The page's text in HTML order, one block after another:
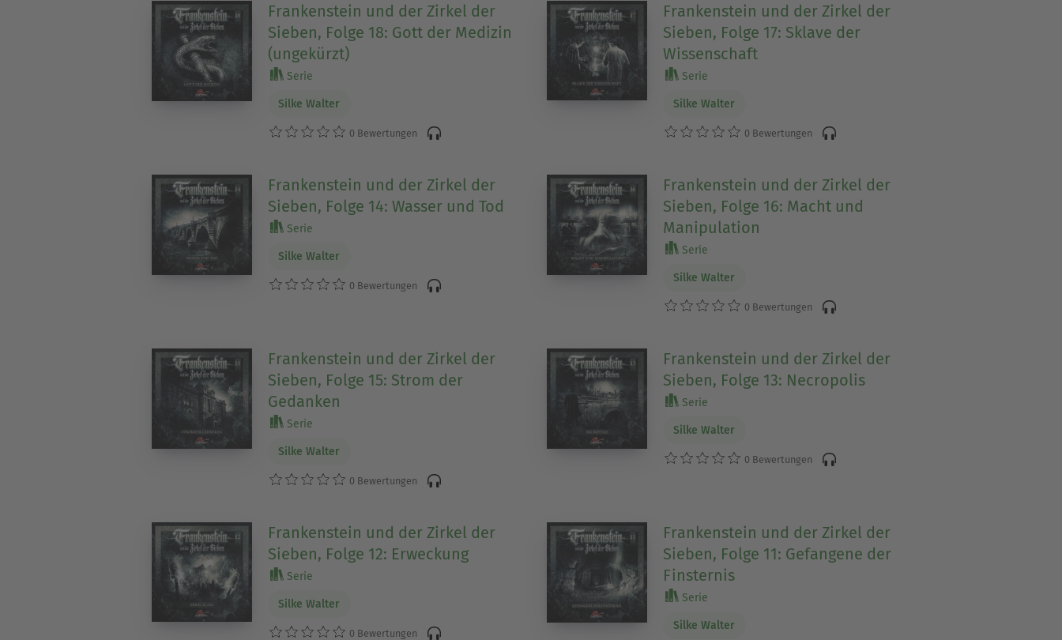
Frankenstein und der Zirkel der
Sieben, Folge 18: Gott der Medizin
(ungekürzt)
Serie
Silke Walter
0 Bewertungen
Frankenstein und der Zirkel der
Sieben, Folge 17: Sklave der
Wissenschaft
Serie
Silke Walter
0 Bewertungen
Frankenstein und der Zirkel der
Sieben, Folge 14: Wasser und Tod
Serie
Silke Walter
0 Bewertungen
Frankenstein und der Zirkel der
Sieben, Folge 16: Macht und
Manipulation
Serie
Silke Walter
0 Bewertungen
Frankenstein und der Zirkel der
Sieben, Folge 15: Strom der
Gedanken
Serie
Silke Walter
0 Bewertungen
Frankenstein und der Zirkel der
Sieben, Folge 13: Necropolis
Serie
Silke Walter
0 Bewertungen
Frankenstein und der Zirkel der
Sieben, Folge 12: Erweckung
Serie
Silke Walter
0 Bewertungen
Frankenstein und der Zirkel der
Sieben, Folge 11: Gefangene der
Finsternis
Serie
Silke Walter